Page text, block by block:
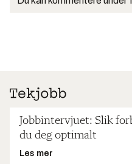
Jobbintervjuet: Slik
du deg optimalt
Les mer